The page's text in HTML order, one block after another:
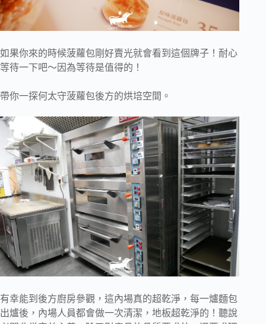
如果你來的時候菠蘿包剛好賣光就會看到這個牌子！耐心
等待一下吧～因為等待是值得的！
帶你一探何太守菠蘿包後方的烘培空間。
有幸能到後方廚房參觀，這內場真的超乾淨，每一爐麵包
出爐後，內場人員都會做一次清潔，地板超乾淨的！聽說